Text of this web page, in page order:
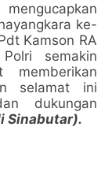
ke-
Kamson RA
semakin
selamat ini
dukungan
Sinabutar).